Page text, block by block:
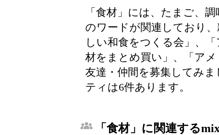
「食材」には、たまご、
のワードが関連しており
しい和食をつくる会」、
材をまとめ買い」、「ア
友達・仲間を募集してみ
ティは6件あります。
「食材」に関連する